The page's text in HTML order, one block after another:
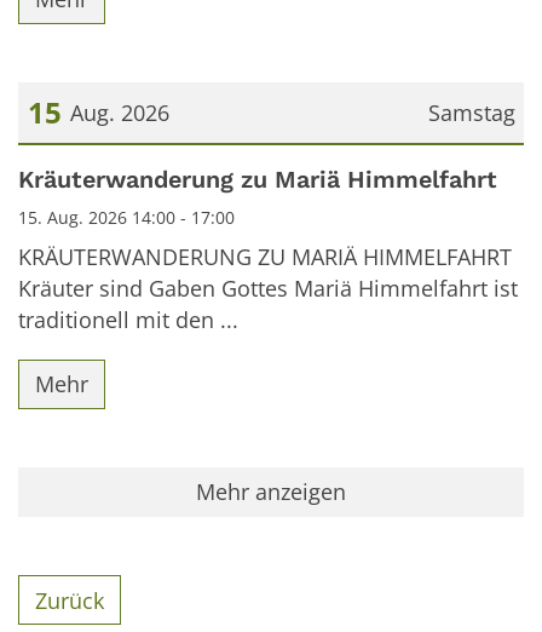
Samstag
15 Aug. 2026
Datum: 15. August 2026
Kräuterwanderung zu Mariä Himmelfahrt
15. Aug. 2026 14:00 - 17:00
KRÄUTERWANDERUNG ZU MARIÄ HIMMELFAHRT
Kräuter sind Gaben Gottes Mariä Himmelfahrt ist
traditionell mit den ...
Mehr
Mehr anzeigen
Zurück